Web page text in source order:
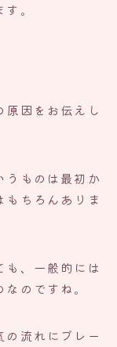
。
因をお伝えし
うものは最初か
もちろんありま
も、一般的には
のですね。
流れにブレー